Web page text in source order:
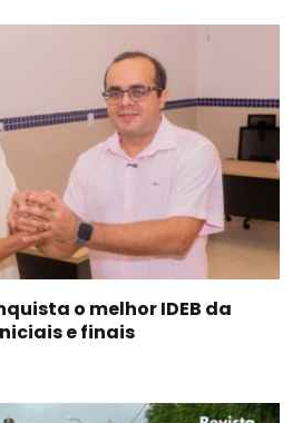
o melhor IDEB da
e finais